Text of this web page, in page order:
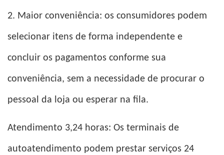
2. Maior conveniência: os consumidores podem
selecionar itens de forma independente e
concluir os pagamentos conforme sua
conveniência, sem a necessidade de procurar o
pessoal da loja ou esperar na fila.
Atendimento 3,24 horas: Os terminais de
autoatendimento podem prestar serviços 24